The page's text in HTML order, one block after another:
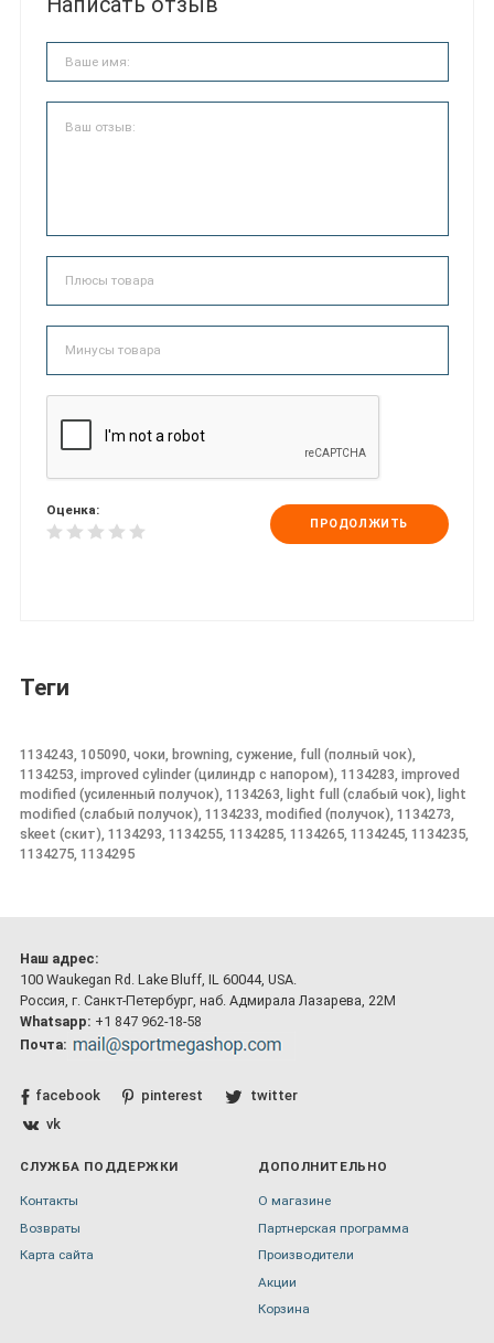
Оценка:
ПРОДОЛЖИТЬ
Теги
1134243, 105090, чоки, browning, сужение, full (полный чок),
1134253, improved cylinder (цилиндр с напором), 1134283, improved
modified (усиленный получок), 1134263, light full (слабый чок), light
modified (слабый получок), 1134233, modified (получок), 1134273,
skeet (скит), 1134293, 1134255, 1134285, 1134265, 1134245, 1134235,
1134275, 1134295
Наш адрес:
100 Waukegan Rd. Lake Bluff, IL 60044, USA.
Россия, г. Санкт-Петербург, наб. Адмирала Лазарева, 22М
Whatsapp: +1 847 962-18-58
Почта:
facebook pinterest
twitter
vk
СЛУЖБА ПОДДЕРЖКИ
Контакты
Возвраты
Карта сайта
ДОПОЛНИТЕЛЬНО
О магазине
Партнерская программа
Производители
Акции
Корзина